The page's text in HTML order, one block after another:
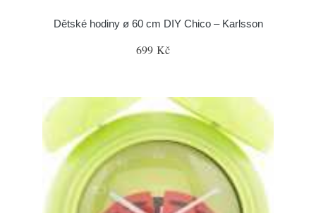
Dětské hodiny ø 60 cm DIY Chico – Karlsson
699 Kč